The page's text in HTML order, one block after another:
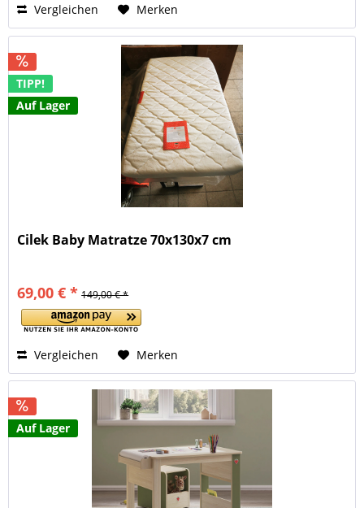
Vergleichen Merken
TIPP!
Auf Lager
Cilek Baby Matratze 70x130x7 cm
69,00 € * 149,00 € *
Vergleichen Merken
Auf Lager